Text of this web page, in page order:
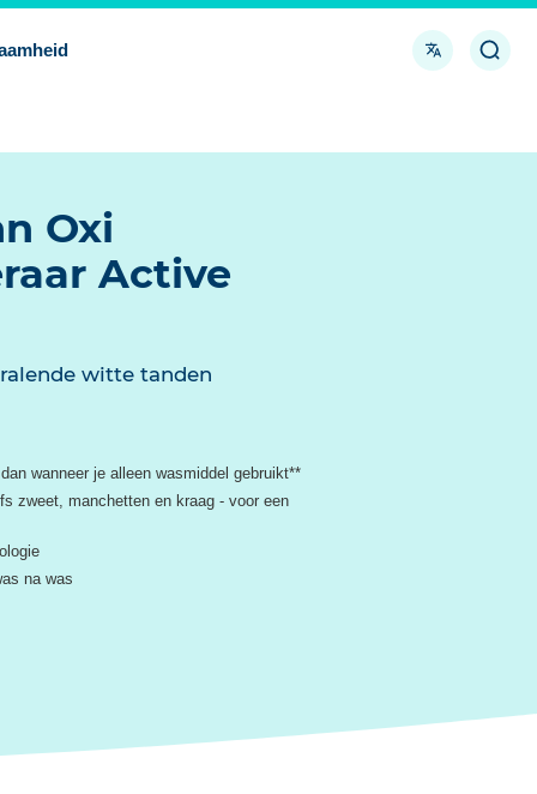
Taal
Oxi
Active
witte tanden
wanneer je alleen wasmiddel gebruikt**
zweet, manchetten en kraag - voor een
na was